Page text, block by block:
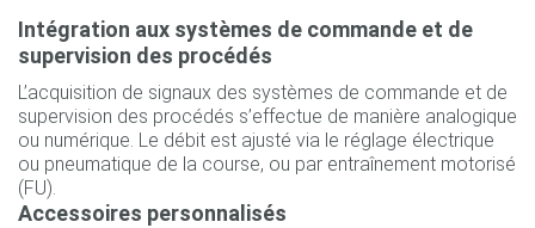
Intégration aux systèmes de commande et de
supervision des procédés
L’acquisition de signaux des systèmes de commande et de
supervision des procédés s’effectue de manière analogique
ou numérique. Le débit est ajusté via le réglage électrique
ou pneumatique de la course, ou par entraînement motorisé
(FU).
Accessoires personnalisés